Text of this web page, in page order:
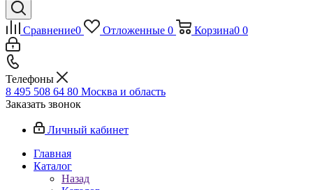
Сравнение0 Отложенные 0 Корзина0 0
Телефоны
8 495 508 64 80 Москва и область
Заказать звонок
Личный кабинет
Главная
Каталог
Назад